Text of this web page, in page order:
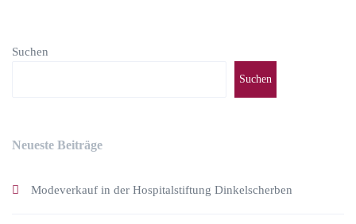
Suchen
Suchen
Neueste Beiträge
Modeverkauf in der Hospitalstiftung Dinkelscherben